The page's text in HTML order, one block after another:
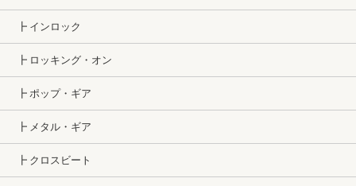
┣ インロック
┣ ロッキング・オン
┣ ポップ・ギア
┣ メタル・ギア
┣ クロスビート